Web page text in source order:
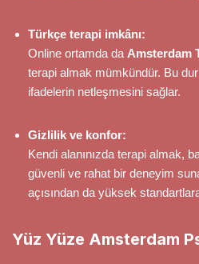
Türkçe terapi imkânı:
Online ortamda daAmsterdam
terapi almak mümkündür. Bu
ifadelerin netleşmesini sağlar.
Gizlilik ve konfor:
Kendi alanınızda terapi almak,
güvenli ve rahat bir deneyim
açısından da yüksek
Yüz Yüze Amsterdam